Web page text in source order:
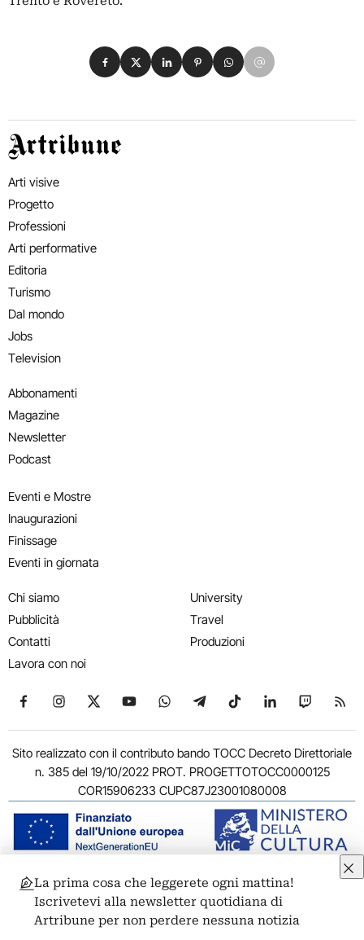
Condividi su Facebook
Condividi su X
Condividi su LinkedIn
Condividi su Pinterest
Condividi su WhatsApp
Condividi su Email
Artribune
Arti visive
Progetto
Professioni
Arti performative
Editoria
Turismo
Dal mondo
Jobs
Television
Abbonamenti
Magazine
Newsletter
Podcast
Eventi e Mostre
Inaugurazioni
Finissage
Eventi in giornata
Chi siamo
Pubblicità
Contatti
Lavora con noi
University
Travel
Produzioni
Seguici su Facebook
Seguici su Instagram
Seguici su X
Seguici su YouTube
Seguici su WhatsApp
Seguici su Telegram
Seguici su TikTok
Seguici su
Seguici
Sito realizzato con il contributo bando TOCC Decreto Direttoriale
n. 385 del 19/10/2022 PROT. PROGETTOTOCC0000125
COR15906233 CUPC87J23001080008
© 2011-2026 ARTRIBUNE srl – Corso Vittorio Emanuele II, 287 –
00186 Roma - P.I. 11381581005
Privacy: Responsabile della protezione dei dati personali
La prima cosa che leggerete ogni mattina!
Iscrivetevi alla newsletter quotidiana di
Artribune per non perdere nessuna notizia